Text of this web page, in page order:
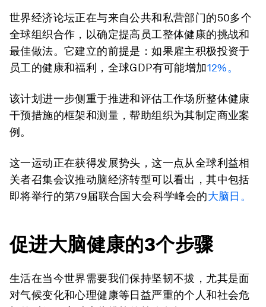
世界经济论坛正在与来自公共和私营部门的50多个
全球组织合作，以确定提高员工整体健康的挑战和
最佳做法。它建立的前提是：如果雇主积极投资于
员工的健康和福利，全球GDP有可能增加12%。
该计划进一步侧重于推进和评估工作场所整体健康
干预措施的框架和测量，帮助组织为其制定商业案
例。
这一运动正在获得发展势头，这一点从全球利益相
关者召集会议推动脑经济转型可以看出，其中包括
即将举行的第79届联合国大会科学峰会的大脑日。
促进大脑健康的3个步骤
生活在当今世界需要我们保持坚韧不拔，尤其是面
对气候变化和心理健康等日益严重的个人和社会危